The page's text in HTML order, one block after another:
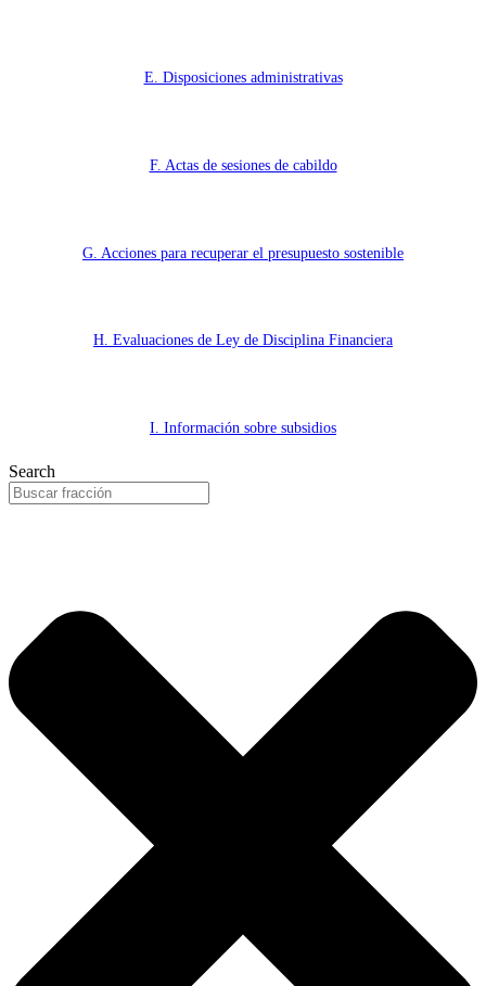
E. Disposiciones administrativas
F. Actas de sesiones de cabildo
G. Acciones para recuperar el presupuesto sostenible
H. Evaluaciones de Ley de Disciplina Financiera
I. Información sobre subsidios
Search